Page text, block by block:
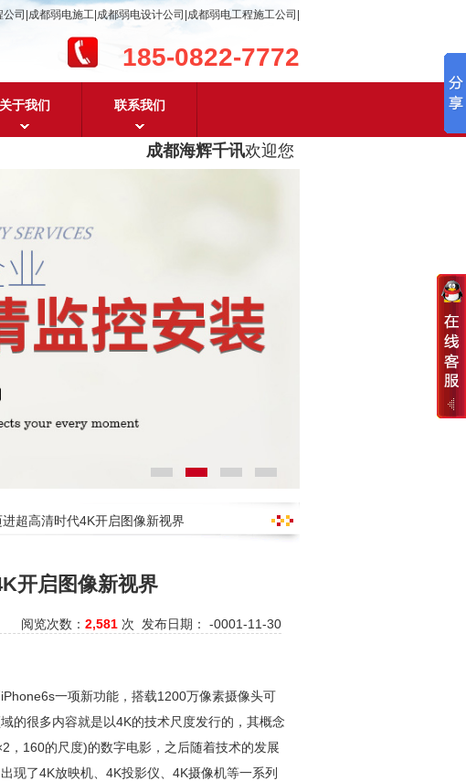
司|成都弱电施工|成都弱电设计公司|成都弱电工程施工公司|
185-0822-7772
关于我们 联系我们
成都海辉千讯欢迎您！
超高清时代4K开启图像新视界
开启图像新视界
阅览次数： 2,581 次 发布日期： -0001-11-30
一项新功能，搭载1200万像素摄像头可
的很多内容就是以4K的技术尺度发行的，其概念
160的尺度)的数字电影，之后随着技术的发展
现了4K放映机、4K投影仪、4K摄像机等一系列